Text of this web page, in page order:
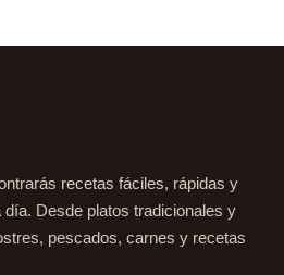
recetas fáciles, rápidas y
Desde platos tradicionales y
pescados, carnes y recetas